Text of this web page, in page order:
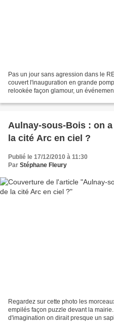
Pas un jour sans agression dans le
couvert l'inauguration en grande
relookée façon glamour, un
Aulnay-sous-Bois : on
la cité Arc en ciel ?
Publié le 17/12/2010 à 11:30
Par Stéphane Fleury
Regardez sur cette photo les
empilés façon puzzle devant la
d'imagination on dirait presque un